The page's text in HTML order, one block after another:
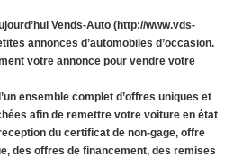
Vends-Auto (http://www.vds-
annonces d’automobiles d’occasion.
votre annonce pour vendre votre
ensemble complet d’offres uniques et
afin de remettre votre voiture en état
du certificat de non-gage, offre
des offres de financement, des remises